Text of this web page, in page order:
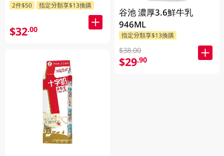
2件$50 指定分類享$13換購
$32.00
谷池 濃厚3.6鮮牛乳
946ML
指定分類享$13換購
$38.00
$29.90